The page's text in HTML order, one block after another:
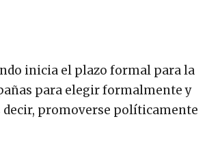
inicia el plazo formal para la
para elegir formalmente y
decir, promoverse políticamente